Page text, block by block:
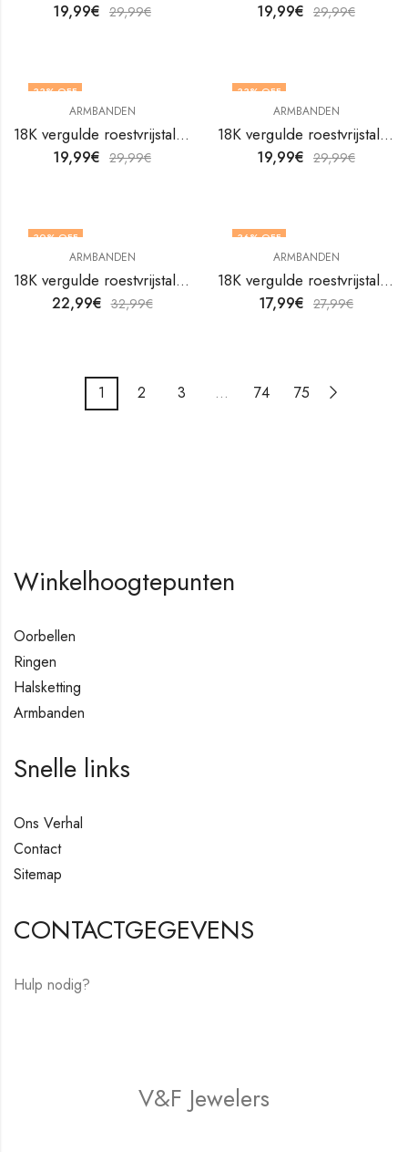
19,99€ 29,99€ 19,99€ 29,99€
33% OFF
ARMBANDEN
18K vergulde roestvrijstalen ankerarmband van V&F Juweliers
19,99€ 29,99€
33% OFF
ARMBANDEN
18K vergulde roestvrijstalen armband Bloem van V&F Juweliers
19,99€ 29,99€
30% OFF
ARMBANDEN
18K vergulde roestvrijstalen armband Bloem van V&F Juweliers
22,99€ 32,99€
36% OFF
ARMBANDEN
18K vergulde roestvrijstalen armband Flower Meadow van V&F Juweliers
17,99€ 27,99€
1 2 3 … 74 75
Winkelhoogtepunten
Oorbellen
Ringen
Halsketting
Armbanden
Snelle links
Ons Verhal
Contact
Sitemap
CONTACTGEGEVENS
Hulp nodig?
V&F Jewelers